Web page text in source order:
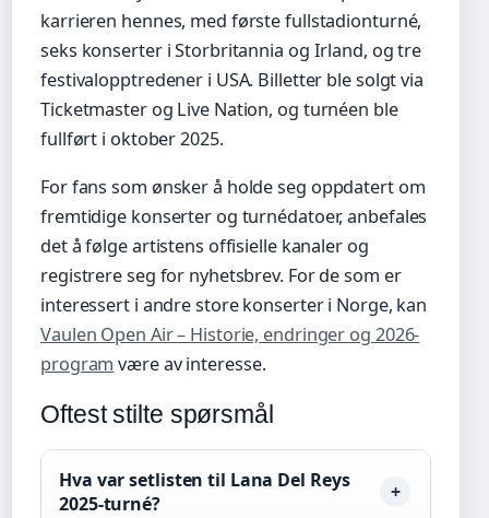
karrieren hennes, med første fullstadionturné,
seks konserter i Storbritannia og Irland, og tre
festivalopptredener i USA. Billetter ble solgt via
Ticketmaster og Live Nation, og turnéen ble
fullført i oktober 2025.
For fans som ønsker å holde seg oppdatert om
fremtidige konserter og turnédatoer, anbefales
det å følge artistens offisielle kanaler og
registrere seg for nyhetsbrev. For de som er
interessert i andre store konserter i Norge, kan
Vaulen Open Air – Historie, endringer og 2026-
program være av interesse.
Oftest stilte spørsmål
Hva var setlisten til Lana Del Reys
2025-turné?